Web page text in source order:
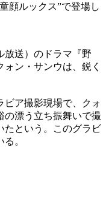
顔ルックス”で登場し
放送）のドラマ『野
ン・サンウは、鋭く
ビア撮影現場で、クォ
の漂う立ち振舞いで撮
たという。このグラビ
。